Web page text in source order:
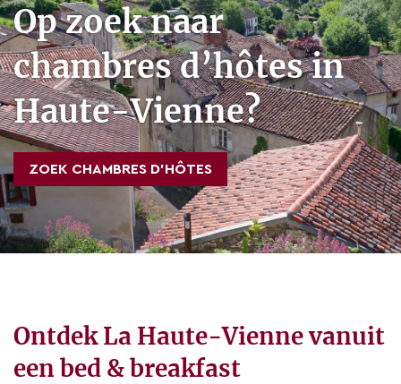
Op zoek naar
chambres d’hôtes in
Haute-Vienne?
ZOEK CHAMBRES D’HÔTES
Ontdek La Haute-Vienne vanuit
een bed & breakfast